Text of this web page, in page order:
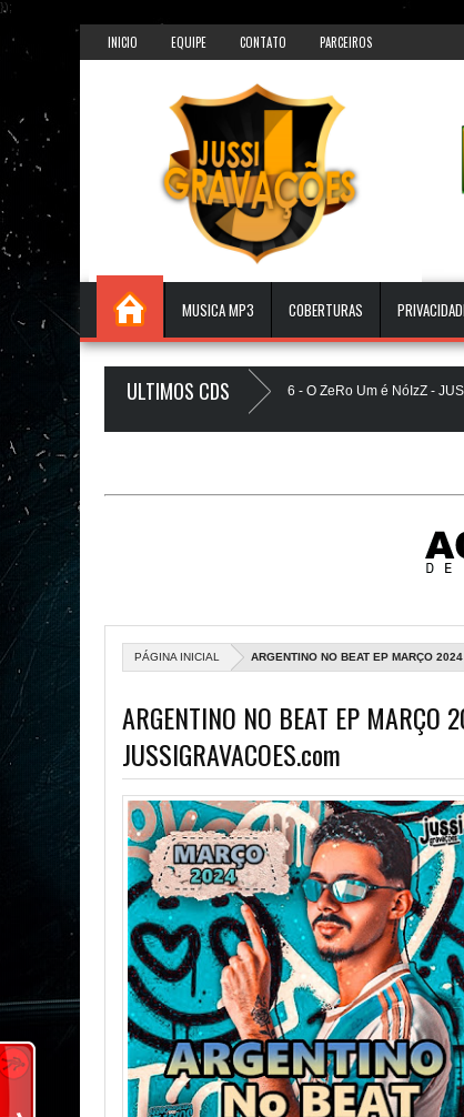
});
INICIO EQUIPE CONTATO PARCEIROS
MUSICA MP3 COBERTURAS
ULTIMOS CDS
DOS PAREDÕES - AGOSTO 2026 - O ZeRo Um é NóIzZ -
5.0 - LANÇAMENTO - JUSSIGRAVACOES.com
PÁGINA INICIAL ARGENTINO NO BEAT EP MARÇO
ARGENTINO NO BEAT EP MARÇO
JUSSIGRAVACOES.com